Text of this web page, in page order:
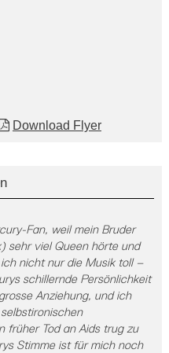
Download Flyer
Fan, weil mein Bruder
sehr viel Queen hörte und
nicht nur die Musik toll –
schillernde Persönlichkeit
Anziehung, und ich
früher Tod an Aids trug zu
Stimme ist für mich noch